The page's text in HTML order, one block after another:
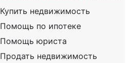
Купить недвижимость
Помощь по ипотеке
Помощь юриста
Продать недвижимость